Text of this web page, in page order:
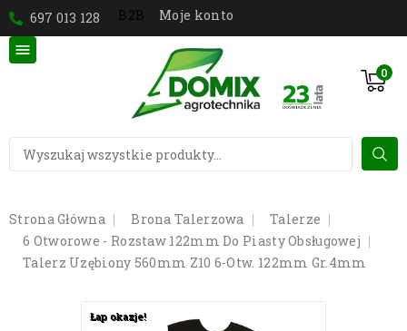
697 013 128 B2B Moje konto
0

Strona Główna Brona Talerzowa
Talerze
6 Otworowe - Rozstaw 122mm Do Piasty Obsługowej
Talerz Uzębiony 560mm Z10 6-Otw. 122mm Gr.4mm
Łap okazje!
Łap okazje!